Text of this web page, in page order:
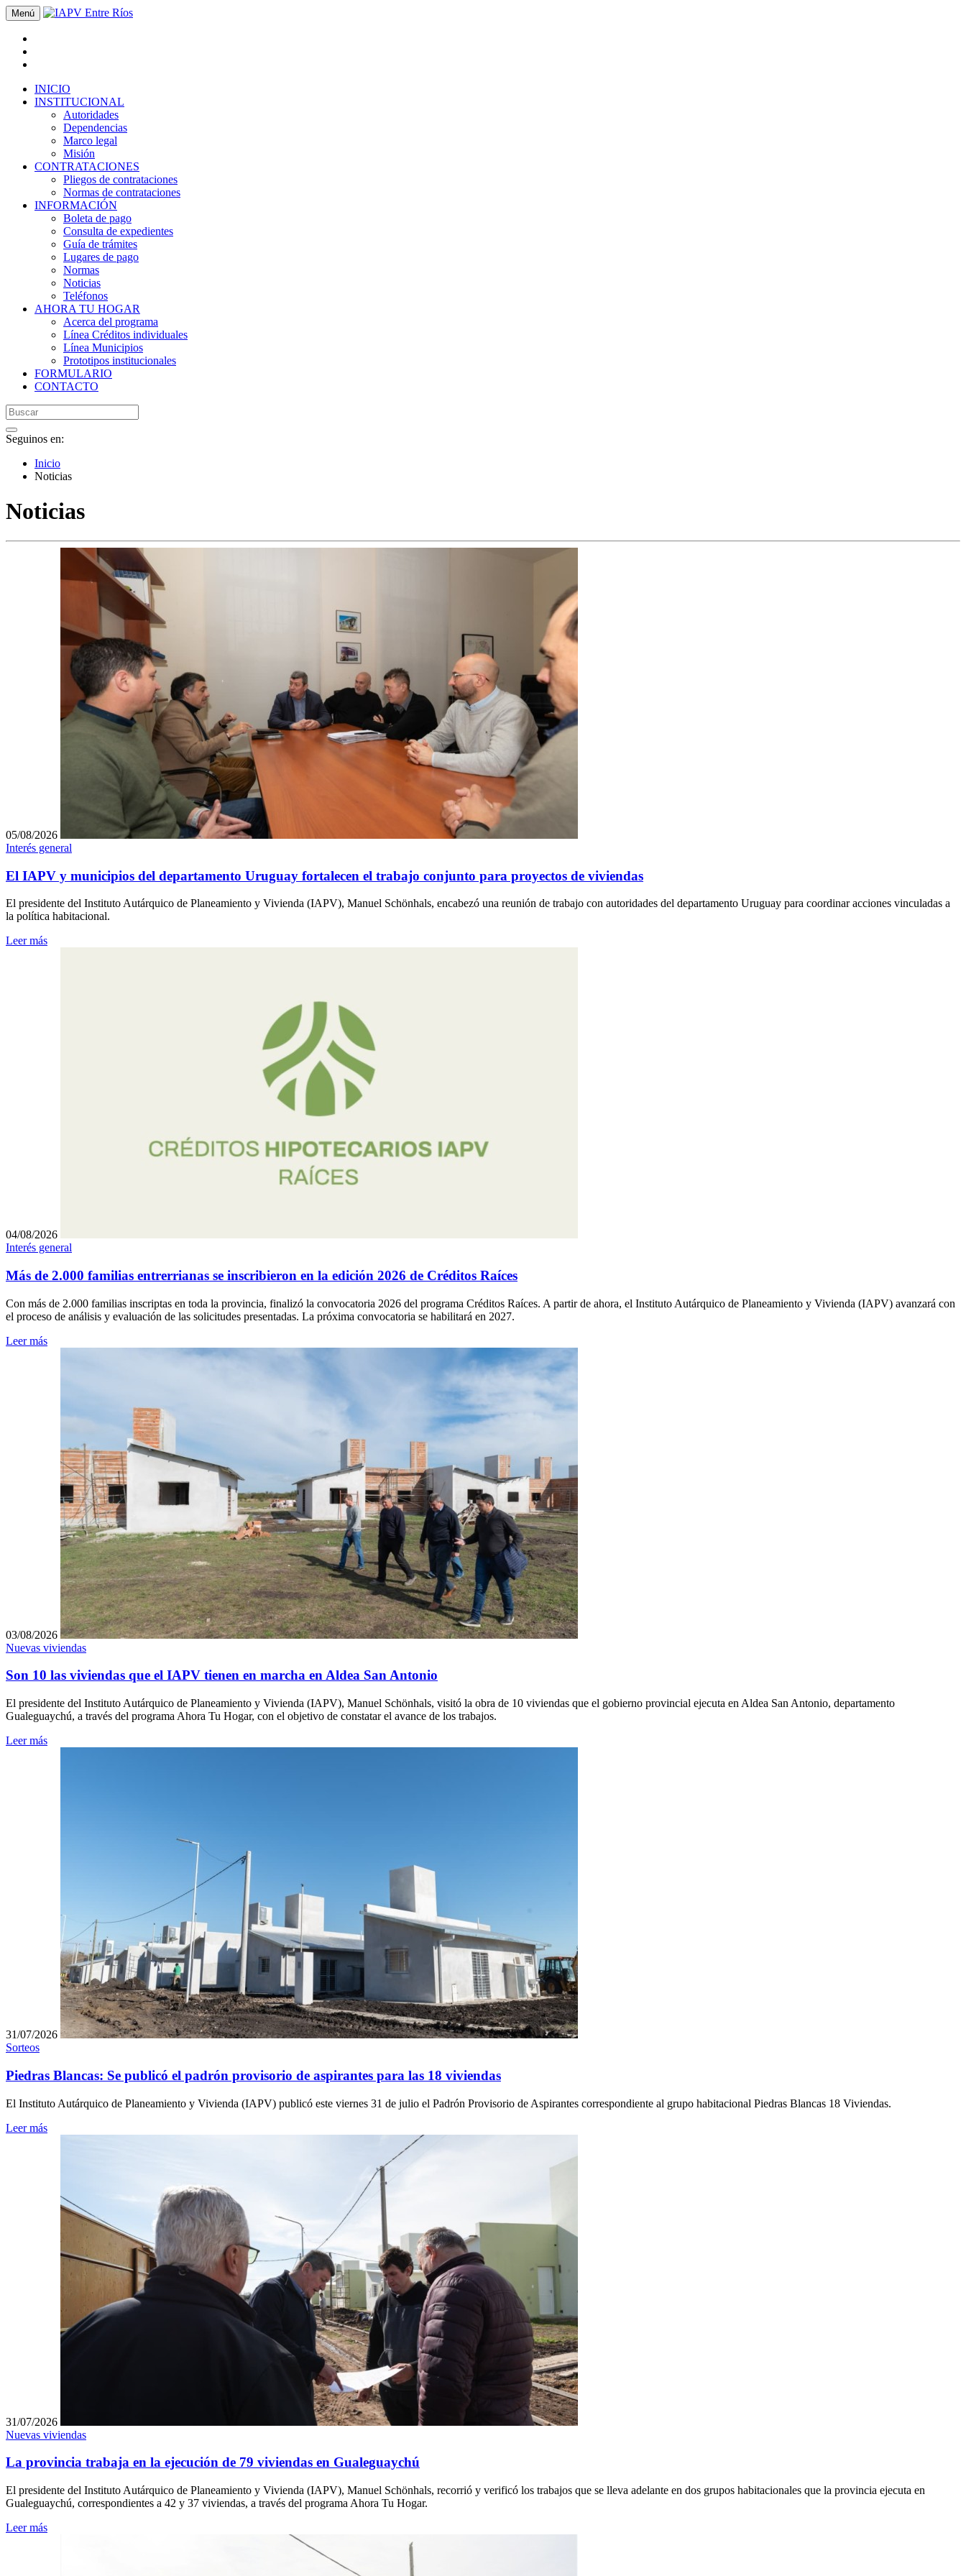
Menú
INICIO
INSTITUCIONAL
Autoridades
Dependencias
Marco legal
Misión
CONTRATACIONES
Pliegos de contrataciones
Normas de contrataciones
INFORMACIÓN
Boleta de pago
Consulta de expedientes
Guía de trámites
Lugares de pago
Normas
Noticias
Teléfonos
AHORA TU HOGAR
Acerca del programa
Línea Créditos individuales
Línea Municipios
Prototipos institucionales
FORMULARIO
CONTACTO
Seguinos en:
Inicio
Noticias
Noticias
05/08/2026
Interés general
El IAPV y municipios del departamento Uruguay fortalecen el trabajo conjunto para proyectos de viviendas
El presidente del Instituto Autárquico de Planeamiento y Vivienda (IAPV), Manuel Schönhals, encabezó una reunión de trabajo con autoridades del departamento Uruguay para coordinar acciones vinculadas a
la política habitacional.
Leer más
04/08/2026
Interés general
Más de 2.000 familias entrerrianas se inscribieron en la edición 2026 de Créditos Raíces
Con más de 2.000 familias inscriptas en toda la provincia, finalizó la convocatoria 2026 del programa Créditos Raíces. A partir de ahora, el Instituto Autárquico de Planeamiento y Vivienda (IAPV) avanzará con
el proceso de análisis y evaluación de las solicitudes presentadas. La próxima convocatoria se habilitará en 2027.
Leer más
03/08/2026
Nuevas viviendas
Son 10 las viviendas que el IAPV tienen en marcha en Aldea San Antonio
El presidente del Instituto Autárquico de Planeamiento y Vivienda (IAPV), Manuel Schönhals, visitó la obra de 10 viviendas que el gobierno provincial ejecuta en Aldea San Antonio, departamento
Gualeguaychú, a través del programa Ahora Tu Hogar, con el objetivo de constatar el avance de los trabajos.
Leer más
31/07/2026
Sorteos
Piedras Blancas: Se publicó el padrón provisorio de aspirantes para las 18 viviendas
El Instituto Autárquico de Planeamiento y Vivienda (IAPV) publicó este viernes 31 de julio el Padrón Provisorio de Aspirantes correspondiente al grupo habitacional Piedras Blancas 18 Viviendas.
Leer más
31/07/2026
Nuevas viviendas
La provincia trabaja en la ejecución de 79 viviendas en Gualeguaychú
El presidente del Instituto Autárquico de Planeamiento y Vivienda (IAPV), Manuel Schönhals, recorrió y verificó los trabajos que se lleva adelante en dos grupos habitacionales que la provincia ejecuta en
Gualeguaychú, correspondientes a 42 y 37 viviendas, a través del programa Ahora Tu Hogar.
Leer más